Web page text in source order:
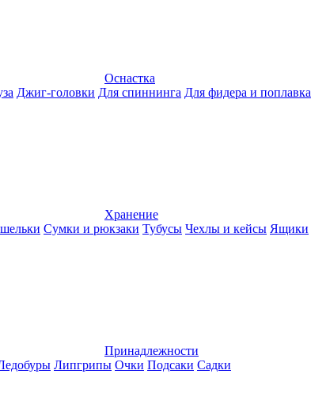
Оснастка
Джиг-головки Для спиннинга Для фидера и поплавка
Хранение
Сумки и рюкзаки Тубусы Чехлы и кейсы Ящики
Принадлежности
Липгрипы Очки Подсаки Садки